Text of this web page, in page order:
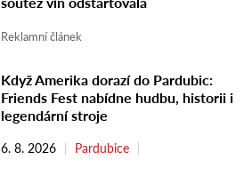
Reklamní článek
Když Amerika dorazí do Pardubic:
Friends Fest nabídne hudbu, historii i
legendární stroje
6. 8. 2026 Pardubice